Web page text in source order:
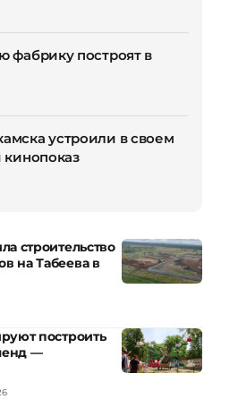
фабрику построят в
устроили в своем
строительство
на Табеева в
построить
—